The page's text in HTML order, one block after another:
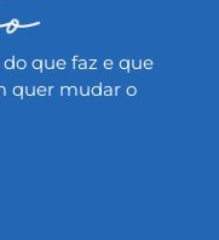
que faz e que
quer mudar o